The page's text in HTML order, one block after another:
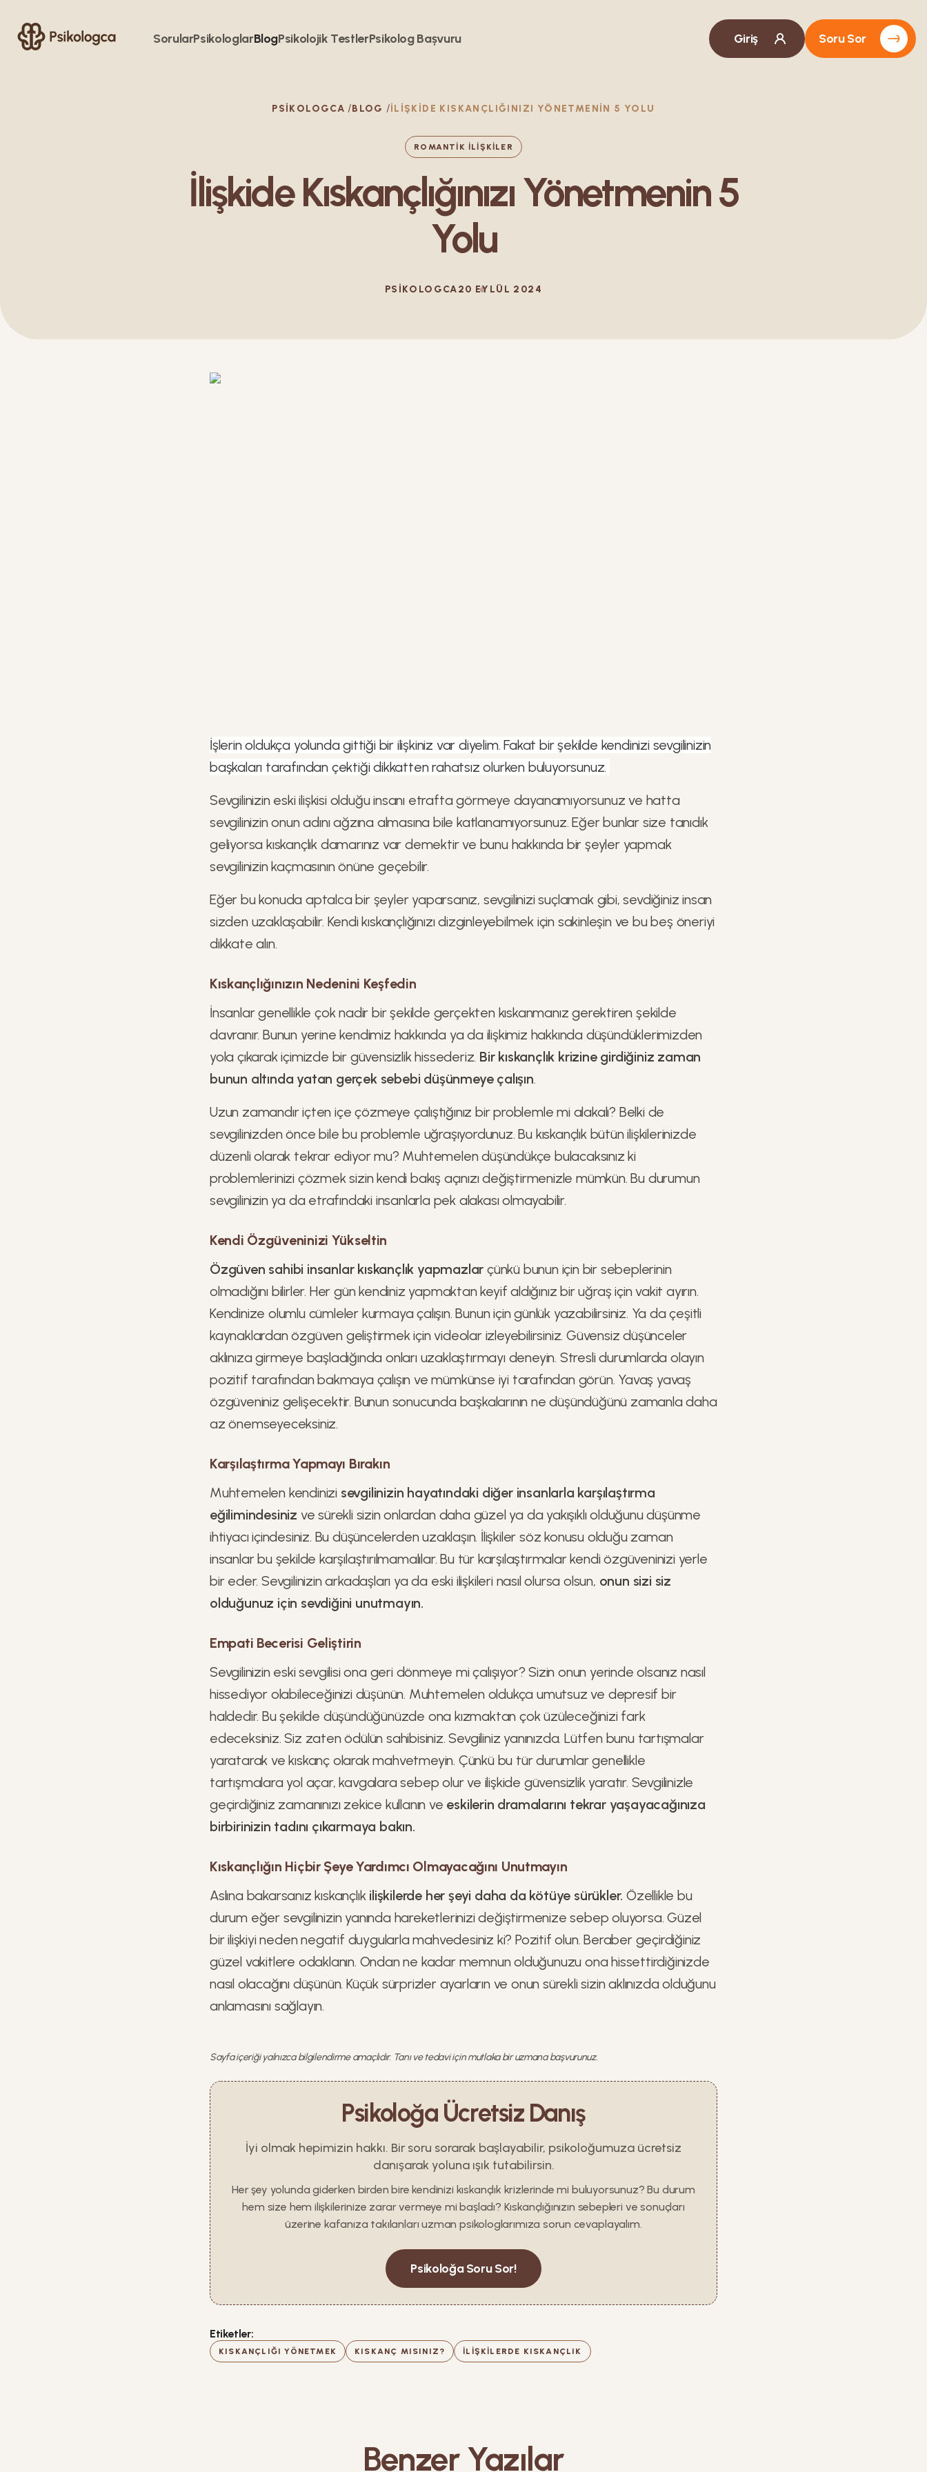
SorularPsikologlarBlogPsikolojik TestlerPsikolog Bașvuru Giriş Soru Sor
PSIKOLOGCA BLOG İLIŞKIDE KISKANÇLIĞINIZI YÖNETMENIN 5 YOLU
ROMANTIK İLIŞKILER
İlişkide Kıskançlığınızı Yönetmenin 5
Yolu
PSIKOLOGCA20 EYLÜL 2024
İşlerin oldukça yolunda gittiği bir ilişkiniz var diyelim. Fakat bir şekilde kendinizi sevgilinizin
başkaları tarafından çektiği dikkatten rahatsız olurken buluyorsunuz.
Sevgilinizin eski ilişkisi olduğu insanı etrafta görmeye dayanamıyorsunuz ve hatta
sevgilinizin onun adını ağzına almasına bile katlanamıyorsunuz. Eğer bunlar size tanıdık
geliyorsa kıskançlık damarınız var demektir ve bunu hakkında bir şeyler yapmak
sevgilinizin kaçmasının önüne geçebilir.
Eğer bu konuda aptalca bir şeyler yaparsanız, sevgilinizi suçlamak gibi, sevdiğiniz insan
sizden uzaklaşabilir. Kendi kıskançlığınızı dizginleyebilmek için sakinleşin ve bu beş öneriyi
dikkate alın.
Kıskançlığınızın Nedenini Keşfedin
İnsanlar genellikle çok nadir bir şekilde gerçekten kıskanmanız gerektiren şekilde
davranır. Bunun yerine kendimiz hakkında ya da ilişkimiz hakkında düşündüklerimizden
yola çıkarak içimizde bir güvensizlik hissederiz. Bir kıskançlık krizine girdiğiniz zaman
bunun altında yatan gerçek sebebi düşünmeye çalışın.
Uzun zamandır içten içe çözmeye çalıştığınız bir problemle mi alakalı? Belki de
sevgilinizden önce bile bu problemle uğraşıyordunuz. Bu kıskançlık bütün ilişkilerinizde
düzenli olarak tekrar ediyor mu? Muhtemelen düşündükçe bulacaksınız ki
problemlerinizi çözmek sizin kendi bakış açınızı değiştirmenizle mümkün. Bu durumun
sevgilinizin ya da etrafındaki insanlarla pek alakası olmayabilir.
Kendi Özgüveninizi Yükseltin
Özgüven sahibi insanlar kıskançlık yapmazlar çünkü bunun için bir sebeplerinin
olmadığını bilirler. Her gün kendiniz yapmaktan keyif aldığınız bir uğraş için vakit ayırın.
Kendinize olumlu cümleler kurmaya çalışın. Bunun için günlük yazabilirsiniz. Ya da çeşitli
kaynaklardan özgüven geliştirmek için videolar izleyebilirsiniz. Güvensiz düşünceler
aklınıza girmeye başladığında onları uzaklaştırmayı deneyin. Stresli durumlarda olayın
pozitif tarafından bakmaya çalışın ve mümkünse iyi tarafından görün. Yavaş yavaş
özgüveniniz gelişecektir. Bunun sonucunda başkalarının ne düşündüğünü zamanla daha
az önemseyeceksiniz.
Karşılaştırma Yapmayı Bırakın
Muhtemelen kendinizi sevgilinizin hayatındaki diğer insanlarla karşılaştırma
eğilimindesiniz ve sürekli sizin onlardan daha güzel ya da yakışıklı olduğunu düşünme
ihtiyacı içindesiniz. Bu düşüncelerden uzaklaşın. İlişkiler söz konusu olduğu zaman
insanlar bu şekilde karşılaştırılmamalılar. Bu tür karşılaştırmalar kendi özgüveninizi yerle
bir eder. Sevgilinizin arkadaşları ya da eski ilişkileri nasıl olursa olsun, onun sizi siz
olduğunuz için sevdiğini unutmayın.
Empati Becerisi Geliştirin
Sevgilinizin eski sevgilisi ona geri dönmeye mi çalışıyor? Sizin onun yerinde olsanız nasıl
hissediyor olabileceğinizi düşünün. Muhtemelen oldukça umutsuz ve depresif bir
haldedir. Bu şekilde düşündüğünüzde ona kızmaktan çok üzüleceğinizi fark
edeceksiniz. Siz zaten ödülün sahibisiniz. Sevgiliniz yanınızda. Lütfen bunu tartışmalar
yaratarak ve kıskanç olarak mahvetmeyin. Çünkü bu tür durumlar genellikle
tartışmalara yol açar, kavgalara sebep olur ve ilişkide güvensizlik yaratır. Sevgilinizle
geçirdiğiniz zamanınızı zekice kullanın ve eskilerin dramalarını tekrar yaşayacağınıza
birbirinizin tadını çıkarmaya bakın.
Kıskançlığın Hiçbir Şeye Yardımcı Olmayacağını Unutmayın
Aslına bakarsanız kıskançlık ilişkilerde her şeyi daha da kötüye sürükler. Özellikle bu
durum eğer sevgilinizin yanında hareketlerinizi değiştirmenize sebep oluyorsa. Güzel
bir ilişkiyi neden negatif duygularla mahvedesiniz ki? Pozitif olun. Beraber geçirdiğiniz
güzel vakitlere odaklanın. Ondan ne kadar memnun olduğunuzu ona hissettirdiğinizde
nasıl olacağını düşünün. Küçük sürprizler ayarların ve onun sürekli sizin aklınızda olduğunu
anlamasını sağlayın.
Sayfa içeriği yalnızca bilgilendirme amaçlıdır. Tanı ve tedavi için mutlaka bir uzmana başvurunuz.
Psikoloğa Ücretsiz Danış
İyi olmak hepimizin hakkı. Bir soru sorarak başlayabilir, psikoloğumuza ücretsiz
danışarak yoluna ışık tutabilirsin.
Her şey yolunda giderken birden bire kendinizi kıskançlık krizlerinde mi buluyorsunuz? Bu durum
hem size hem ilişkilerinize zarar vermeye mi başladı? Kıskançlığınızın sebepleri ve sonuçları
üzerine kafanıza takılanları uzman psikologlarımıza sorun cevaplayalım.
Psikoloğa Soru Sor!
Etiketler:
KISKANÇLIĞI YÖNETMEK KISKANÇ MISINIZ? ILIŞKILERDE KISKANÇLIK
Benzer Yazılar